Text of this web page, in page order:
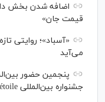
اضافه شدن بخش
قیمت جان»
«آسباد»؛ روایتی
می‌آید
پنجمین حضور
جشنواره بین‌المللی Cinétoile تونس